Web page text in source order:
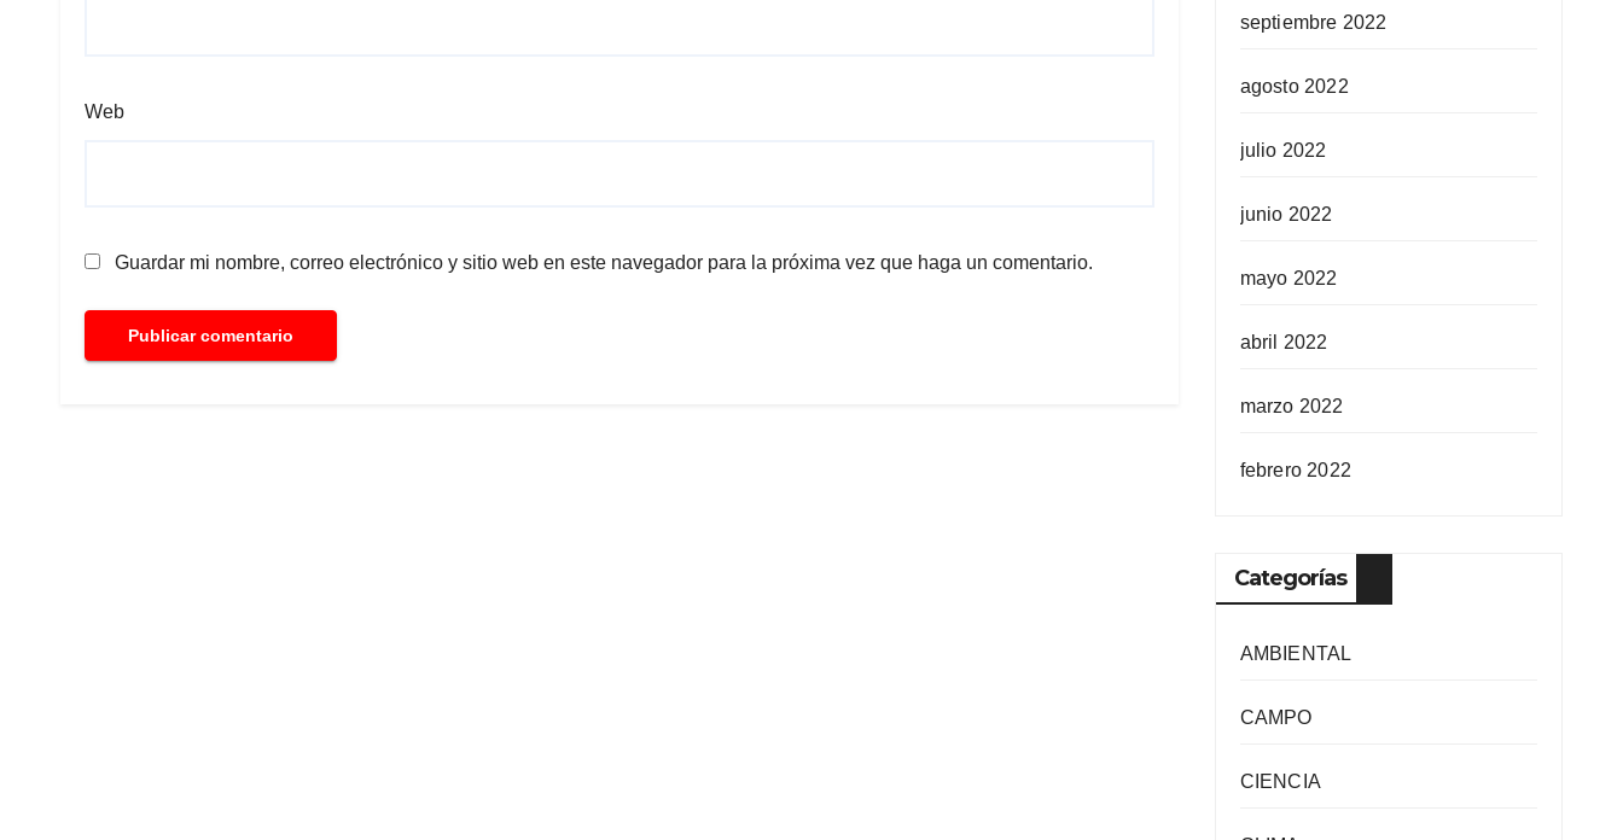
Web
Guardar mi nombre, correo electrónico y sitio web en este navegador para la próxima vez que haga un comentario.
septiembre 2022
agosto 2022
julio 2022
junio 2022
mayo 2022
abril 2022
marzo 2022
febrero 2022
Categorías
AMBIENTAL
CAMPO
CIENCIA